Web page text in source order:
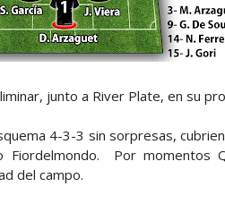
junto a River Plate, en su
4-3-3 sin sorpresas,
Fiordelmondo. Por momentos
del campo.